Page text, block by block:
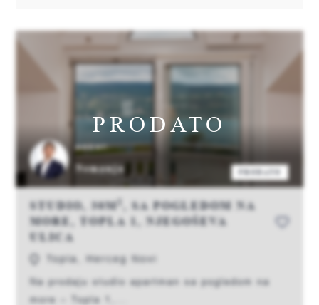
PRODATO
AGENT:
Nemanja
STUDIO, 30M
, SA POGLEDOM NA
MORE, TOPLA 1, NJEGOŠEVA
ULICA
Topla, Herceg Novi
Na prodaju studio apartman sa pogledom na
more – Topla 1,...